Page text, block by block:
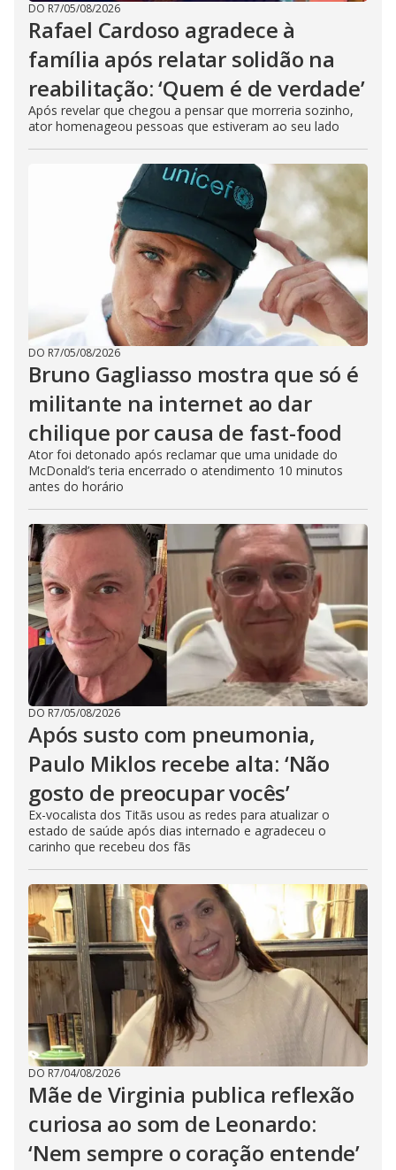
DO R7/05/08/2026
Rafael Cardoso agradece à
família após relatar solidão na
reabilitação: ‘Quem é de verdade’
Após revelar que chegou a pensar que morreria sozinho,
ator homenageou pessoas que estiveram ao seu lado
DO R7/05/08/2026
Bruno Gagliasso mostra que só é
militante na internet ao dar
chilique por causa de fast-food
Ator foi detonado após reclamar que uma unidade do
McDonald’s teria encerrado o atendimento 10 minutos
antes do horário
DO R7/05/08/2026
Após susto com pneumonia,
Paulo Miklos recebe alta: ‘Não
gosto de preocupar vocês’
Ex-vocalista dos Titãs usou as redes para atualizar o
estado de saúde após dias internado e agradeceu o
carinho que recebeu dos fãs
DO R7/04/08/2026
Mãe de Virginia publica reflexão
curiosa ao som de Leonardo:
‘Nem sempre o coração entende’